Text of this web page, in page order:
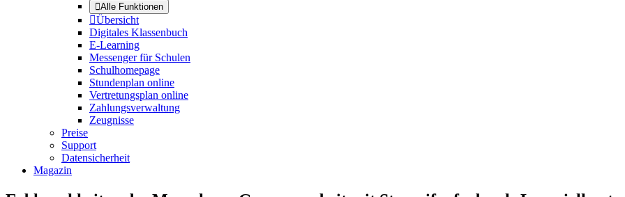
Alle Funktionen
Übersicht
Digitales Klassenbuch
E-Learning
Messenger für Schulen
Schulhomepage
Stundenplan online
Vertretungsplan online
Zahlungsverwaltung
Zeugnisse
Preise
Support
Datensicherheit
Magazin